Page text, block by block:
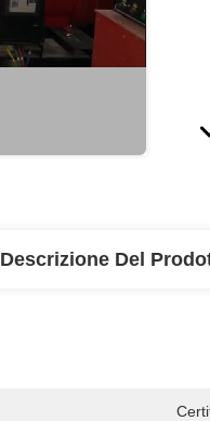
Descrizione Del